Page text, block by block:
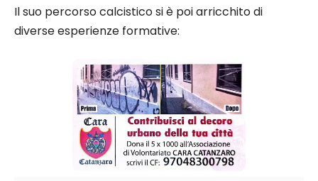
Il suo percorso calcistico si è poi arricchito di
diverse esperienze formative: